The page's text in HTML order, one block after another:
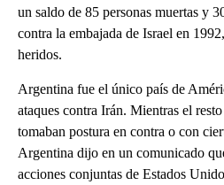
un saldo de 85 personas muertas y
contra la embajada de Israel en
heridos.
Argentina fue el único país de
ataques contra Irán. Mientras el
tomaban postura en contra o con
Argentina dijo en un comunicado
acciones conjuntas de Estados